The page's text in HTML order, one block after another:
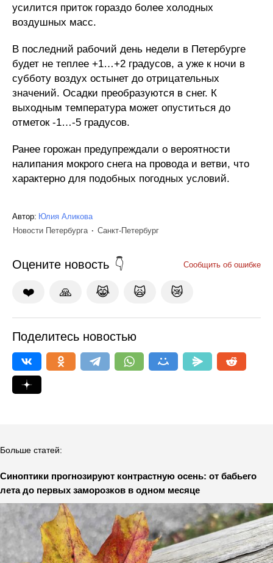
усилится приток гораздо более холодных
воздушных масс.
В последний рабочий день недели в Петербурге
будет не теплее +1…+2 градусов, а уже к ночи в
субботу воздух остынет до отрицательных
значений. Осадки преобразуются в снег. К
выходным температура может опуститься до
отметок -1…-5 градусов.
Ранее горожан предупреждали о вероятности
налипания мокрого снега на провода и ветви, что
характерно для подобных погодных условий.
Автор: Юлия Аликова
Новости Петербурга
Санкт-Петербург
Оцените новость Сообщить об ошибке
❤️ 🙏 😹 🙀 😿
Поделитесь новостью
Больше статей:
Синоптики прогнозируют контрастную осень: от бабьего
лета до первых заморозков в одном месяце